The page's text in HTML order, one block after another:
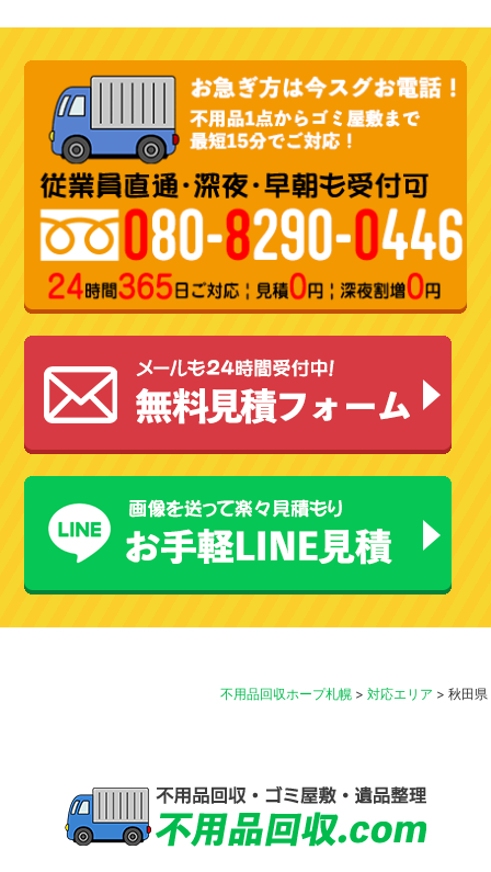
不用品回収ホープ札幌 > 対応エリア > 秋田県